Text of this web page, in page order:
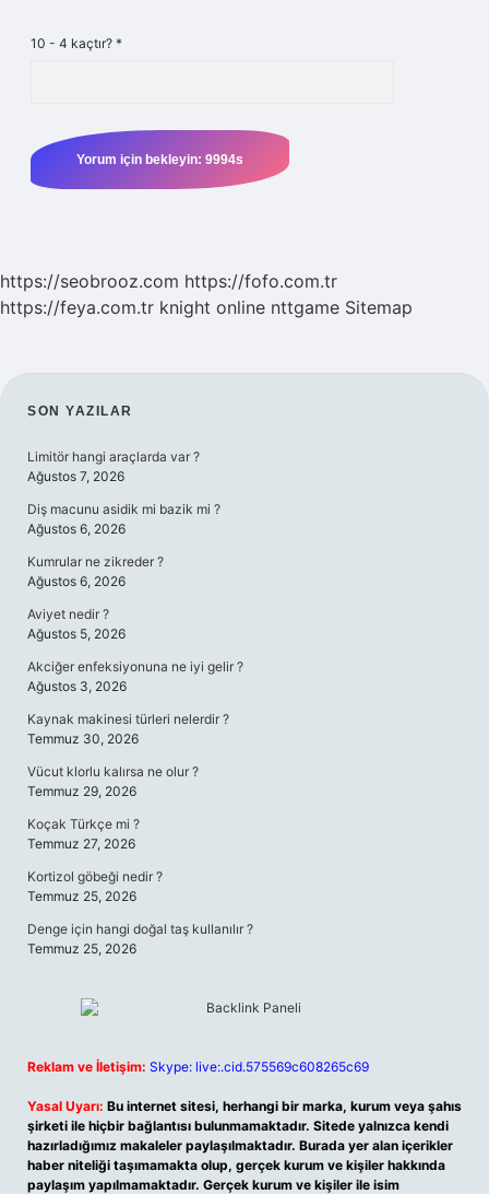
10 - 4 kaçtır? *
https://seobrooz.com https://fofo.com.tr
https://feya.com.tr knight online nttgame Sitemap
SIDEBAR
SON YAZILAR
Limitör hangi araçlarda var ?
Ağustos 7, 2026
Diş macunu asidik mi bazik mi ?
Ağustos 6, 2026
Kumrular ne zikreder ?
Ağustos 6, 2026
Aviyet nedir ?
Ağustos 5, 2026
Akciğer enfeksiyonuna ne iyi gelir ?
Ağustos 3, 2026
Kaynak makinesi türleri nelerdir ?
Temmuz 30, 2026
Vücut klorlu kalırsa ne olur ?
Temmuz 29, 2026
Koçak Türkçe mi ?
Temmuz 27, 2026
Kortizol göbeği nedir ?
Temmuz 25, 2026
Denge için hangi doğal taş kullanılır ?
Temmuz 25, 2026
Reklam ve İletişim: Skype: live:.cid.575569c608265c69
Yasal Uyarı: Bu internet sitesi, herhangi bir marka, kurum veya şahıs
şirketi ile hiçbir bağlantısı bulunmamaktadır. Sitede yalnızca kendi
hazırladığımız makaleler paylaşılmaktadır. Burada yer alan içerikler
haber niteliği taşımamakta olup, gerçek kurum ve kişiler hakkında
paylaşım yapılmamaktadır. Gerçek kurum ve kişiler ile isim